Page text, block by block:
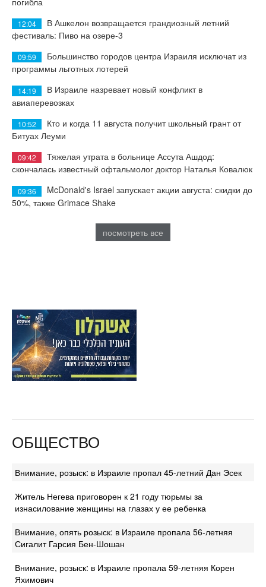
12:04
В Ашкелон возвращается грандиозный летний
фестиваль: Пиво на озере-3
09:59
Большинство городов центра Израиля исключат из
программы льготных лотерей
14:19
В Израиле назревает новый конфликт в
авиаперевозках
10:52
Кто и когда 11 августа получит школьный грант от
Битуах Леуми
09:42
Тяжелая утрата в больнице Ассута Ашдод:
скончалась известный офтальмолог доктор Наталья Ковалюк
09:36
McDonald's Israel запускает акции августа: скидки до
50%, также Grimace Shake
посмотреть все
ОБЩЕСТВО
Внимание, розыск: в Израиле пропал 45-летний Дан Эсек
Житель Негева приговорен к 21 году тюрьмы за
изнасилование женщины на глазах у ее ребенка
Внимание, опять розыск: в Израиле пропала 56-летняя
Сигалит Гарсия Бен-Шошан
Внимание, розыск: в Израиле пропала 59-летняя Корен
Яхимович